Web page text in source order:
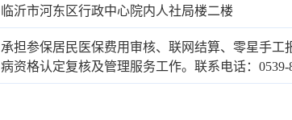
临沂市河东区行政中心院内人社局楼二楼
承担参保居民医保费用审核、联网结算、零星手
病资格认定复核及管理服务工作。联系电话：0539-